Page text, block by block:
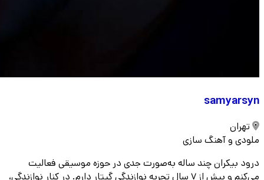
samyarsyn
تهران
ملودی و آهنگ سازی
درود بیکران چند ساله به‌صورت جدی در حوزه موسیقی فعالیت
می‌کنم و بیش از ۷ سال تجربه نوازندگی گیتار دارم. در کنار نوازندگی،